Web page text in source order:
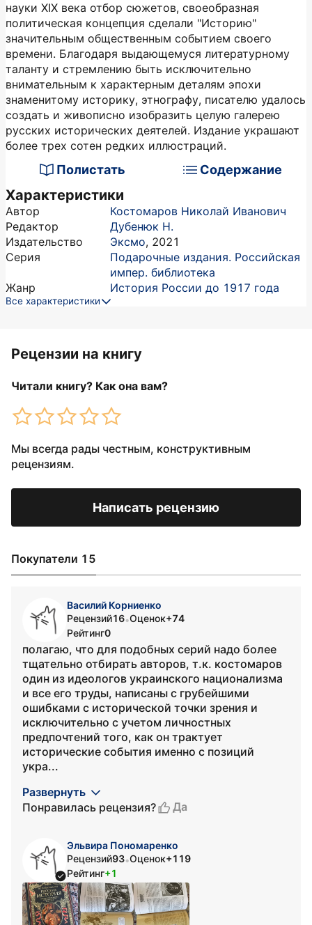
науки XIX века отбор сюжетов, своеобразная
политическая концепция сделали "Историю"
значительным общественным событием своего
времени. Благодаря выдающемуся литературному
таланту и стремлению быть исключительно
внимательным к характерным деталям эпохи
знаменитому историку, этнографу, писателю удалось
создать и живописно изобразить целую галерею
русских исторических деятелей. Издание украшают
более трех сотен редких иллюстраций.
Полистать Содержание
Характеристики
Автор
Костомаров Николай Иванович
Редактор
Дубенюк Н.
Издательство
Эксмо, 2021
Серия
Подарочные издания. Российская
импер. библиотека
Жанр
История России до 1917 года
Все характеристики
Рецензии на книгу
Читали книгу? Как она вам?
Мы всегда рады честным, конструктивным
рецензиям.
Написать рецензию
Покупатели 15
Василий Корниенко
Рецензий16•Оценок+74
Рейтинг0
полагаю, что для подобных серий надо более
тщательно отбирать авторов, т.к. костомаров
один из идеологов украинского национализма
и все его труды, написаны с грубейшими
ошибками с исторической точки зрения и
исключительно с учетом личностных
предпочтений того, как он трактует
исторические события именно с позиций
укра...
Развернуть
Понравилась рецензия?
Да
Эльвира Пономаренко
Рецензий93•Оценок+119
Рейтинг+1